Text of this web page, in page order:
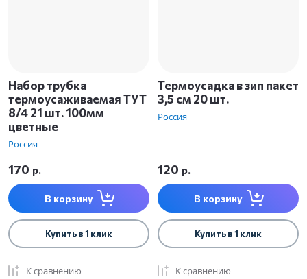
Набор трубка
термоусаживаемая ТУТ
8/4 21 шт. 100мм
цветные
Россия
170 р.
В корзину
Купить в 1 клик
К сравнению
Термоусадка в зип пакет
3,5 см 20 шт.
Россия
120 р.
В корзину
Купить в 1 клик
К сравнению